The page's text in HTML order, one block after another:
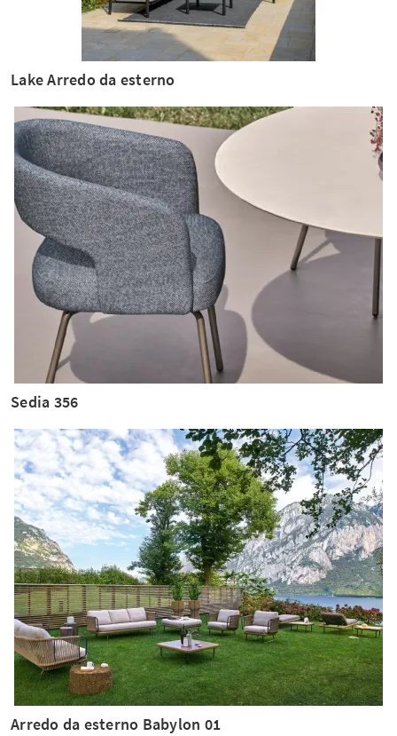
Lake Arredo da esterno
Sedia 356
Arredo da esterno Babylon 01